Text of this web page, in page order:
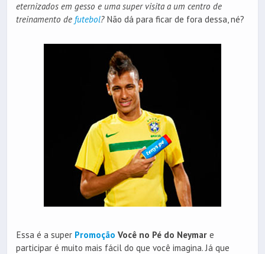
eternizados em gesso e uma super visita a um centro de
treinamento de futebol?Não dá para ficar de fora dessa, né?
Essa é a super Promoção Você no Pé do Neymar e
participar é muito mais fácil do que você imagina. Já que